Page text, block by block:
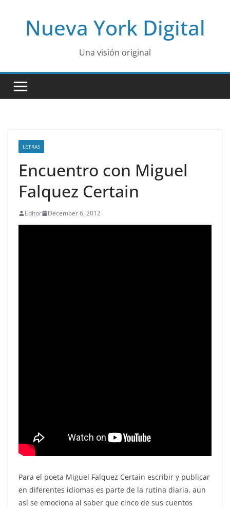
contentNueva York Digital
Una visión original
LETRAS
Encuentro con Miguel
Falquez Certain
Editor December 6, 2012
Para el poeta Miguel Falquez Certain escribir y publicar
en diferentes idiomas es parte de la rutina diaria, aun
así se emociona al saber que cinco de sus cuentos